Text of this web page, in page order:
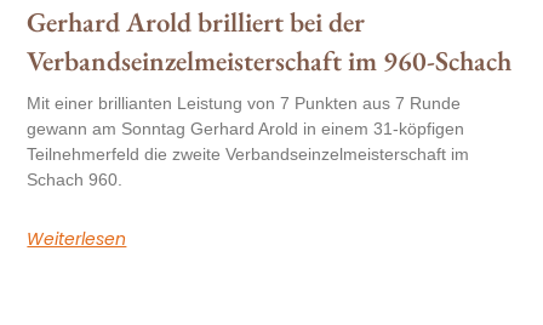
Gerhard Arold brilliert bei der
Verbandseinzelmeisterschaft im 960-Schach
Mit einer brillianten Leistung von 7 Punkten aus 7 Runde
gewann am Sonntag Gerhard Arold in einem 31-köpfigen
Teilnehmerfeld die zweite Verbandseinzelmeisterschaft im
Schach 960.
Weiterlesen